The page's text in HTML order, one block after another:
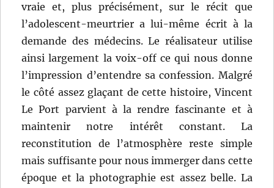
vraie et, plus précisément, sur le récit que
l’adolescent-meurtrier a lui-même écrit à la
demande des médecins. Le réalisateur utilise
ainsi largement la voix-off ce qui nous donne
l’impression d’entendre sa confession. Malgré
le côté assez glaçant de cette histoire, Vincent
Le Port parvient à la rendre fascinante et à
maintenir notre intérêt constant. La
reconstitution de l’atmosphère reste simple
mais suffisante pour nous immerger dans cette
époque et la photographie est assez belle. La